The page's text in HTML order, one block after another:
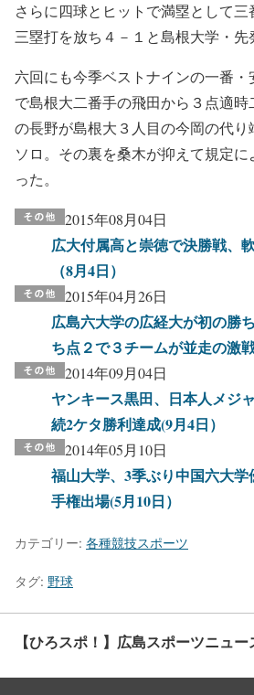
さらに四球とヒットで満塁として
三塁打を放ち４－１と島根大学・先
六回にも今季ベストナインの一番
で島根大二番手の飛田から３点適
の長野が島根大３人目の今岡の代り
ソロ。その裏を桑木が抑えて規定
った。
2015年08月04日
広大付属高と崇徳で決勝戦、
（8月4日）
2015年04月26日
広島六大学の広経大が初の勝
ち点２で３チームが並走の激
2014年09月04日
ヤンキース黒田、日本人メジ
続2ケタ勝利達成(9月4日）
2014年05月10日
福山大学、3季ぶり中国六大
手権出場(5月10日）
カテゴリー: 各種競技スポーツ
タグ: 野球
【ひろスポ！】広島スポーツニュ